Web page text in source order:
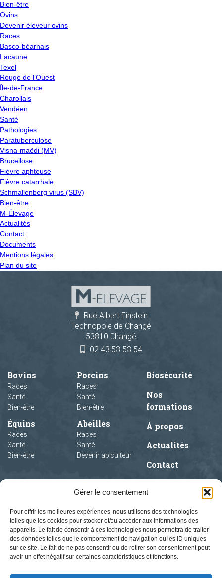
Gérer le consentement
Pour offrir les meilleures expériences, nous utilisons des technologies
telles que les cookies pour stocker et/ou accéder aux informations des
appareils. Le fait de consentir à ces technologies nous permettra de traiter
des données telles que le comportement de navigation ou les ID uniques
sur ce site. Le fait de ne pas consentir ou de retirer son consentement peut
avoir un effet négatif sur certaines caractéristiques et fonctions.
Bien-être
Ovins
Devenir éleveur ovins
Races
Basco-béarnais
Lacaune
Texel
Rouge de l’Ouest
Île-de-France
Charollais
Vendéen
Santé
Pathologies
Paratuberculose
Visna-maëdi (MV)
Brucellose
Fièvre aphteuse
Fièvre catarrhale
Schmallenberg virus (SBV)
Bien-être
M-Élevage
Actualités
Contact
Documents
Mentions légales
Plan du site
Rue Albert Einstein
Technopole de Changé
53810 Changé
02 43 53 53 54
Bovins
Races
Santé
Bien-être
Équins
Races
Santé
Bien-être
Porcins
Races
Santé
Bien-être
Abeilles
Races
Santé
Devenir apiculteur
Biosécurité
Nos
formations
À propos
Actualités
Contact